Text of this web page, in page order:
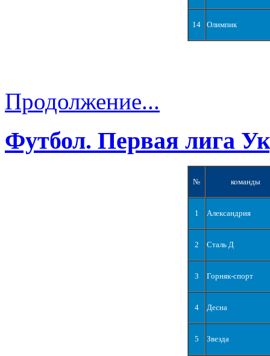
14 Олимпик
Продолжение...
Футбол. Первая лига
№ команды
1 Александрия
2 Сталь Д
3 Горняк-спорт
4 Десна
5 Звезда